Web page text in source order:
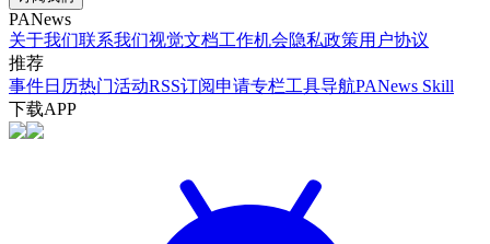
PANews
关于我们联系我们视觉文档工作机会隐私政策用户协议
推荐
事件日历热门活动RSS订阅申请专栏工具导航PANews Skill
下载APP